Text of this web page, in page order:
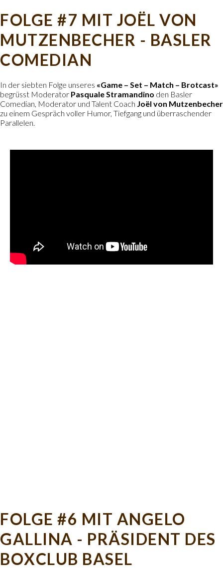
FOLGE #7 MIT JOËL VON
MUTZENBECHER - BASLER
COMEDIAN
In der siebten Folge unseres «Game – Set – Match – Brotcast»
begrüsst Moderator Pasquale Stramandino den Basler
Comedian, Moderator und Talent Coach Joël von Mutzenbecher
zu einem Gespräch voller Humor, Tiefgang und überraschender
Parallelen.
FOLGE #6 MIT ANGELO
GALLINA - PRÄSIDENT DES
BOXCLUB BASEL